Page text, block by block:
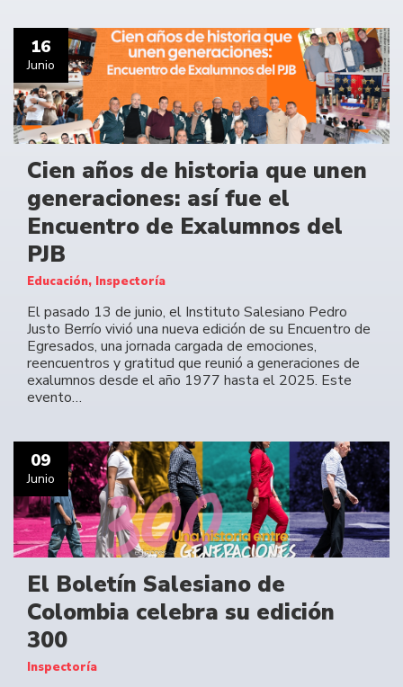
16
Junio
Cien años de historia que unen
generaciones: así fue el
Encuentro de Exalumnos del
PJB
Educación, Inspectoría
El pasado 13 de junio, el Instituto Salesiano Pedro
Justo Berrío vivió una nueva edición de su Encuentro de
Egresados, una jornada cargada de emociones,
reencuentros y gratitud que reunió a generaciones de
exalumnos desde el año 1977 hasta el 2025. Este
evento…
09
Junio
El Boletín Salesiano de
Colombia celebra su edición
300
Inspectoría